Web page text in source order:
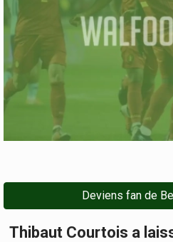
Deviens fan de
Thibaut Courtois a